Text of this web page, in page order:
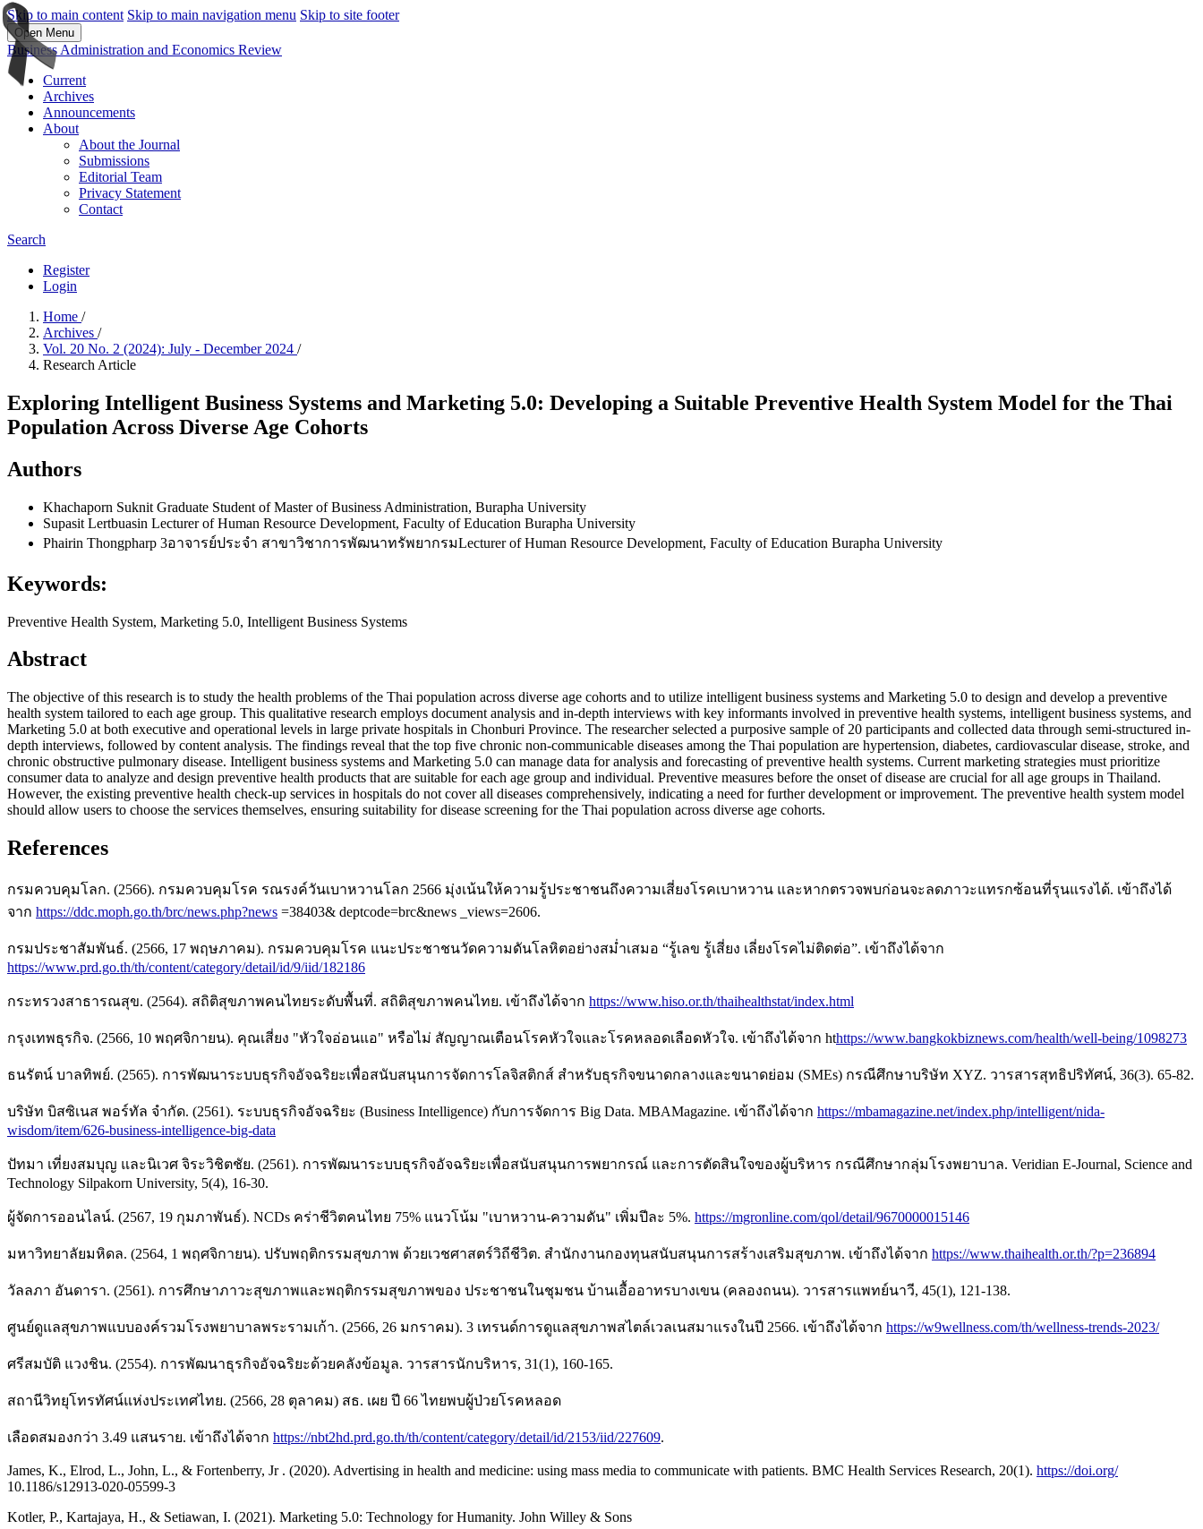
Skip to main content Skip to main navigation menu Skip to site footer
Open Menu
Business Administration and Economics Review
Current
Archives
Announcements
About
About the Journal
Submissions
Editorial Team
Privacy Statement
Contact
Search
Register
Login
Home /
Archives /
Vol. 20 No. 2 (2024): July - December 2024 /
Research Article
Exploring Intelligent Business Systems and Marketing 5.0: Developing a Suitable Preventive Health System Model for the Thai
Population Across Diverse Age Cohorts
Authors
Khachaporn Suknit Graduate Student of Master of Business Administration, Burapha University
Supasit Lertbuasin Lecturer of Human Resource Development, Faculty of Education Burapha University
Phairin Thongpharp 3อาจารย์ประจำ สาขาวิชาการพัฒนาทรัพยากรมLecturer of Human Resource Development, Faculty of Education Burapha University
Keywords:
Preventive Health System, Marketing 5.0, Intelligent Business Systems
Abstract
The objective of this research is to study the health problems of the Thai population across diverse age cohorts and to utilize intelligent business systems and Marketing 5.0 to design and develop a preventive
health system tailored to each age group. This qualitative research employs document analysis and in-depth interviews with key informants involved in preventive health systems, intelligent business systems, and
Marketing 5.0 at both executive and operational levels in large private hospitals in Chonburi Province. The researcher selected a purposive sample of 20 participants and collected data through semi-structured in-
depth interviews, followed by content analysis. The findings reveal that the top five chronic non-communicable diseases among the Thai population are hypertension, diabetes, cardiovascular disease, stroke, and
chronic obstructive pulmonary disease. Intelligent business systems and Marketing 5.0 can manage data for analysis and forecasting of preventive health systems. Current marketing strategies must prioritize
consumer data to analyze and design preventive health products that are suitable for each age group and individual. Preventive measures before the onset of disease are crucial for all age groups in Thailand.
However, the existing preventive health check-up services in hospitals do not cover all diseases comprehensively, indicating a need for further development or improvement. The preventive health system model
should allow users to choose the services themselves, ensuring suitability for disease screening for the Thai population across diverse age cohorts.
References
กรมควบคุมโลก. (2566). กรมควบคุมโรค รณรงค์วันเบาหวานโลก 2566 มุ่งเน้นให้ความรู้ประชาชนถึงความเสี่ยงโรคเบาหวาน และหากตรวจพบก่อนจะลดภาวะแทรกซ้อนที่รุนแรงได้. เข้าถึงได้
จาก https://ddc.moph.go.th/brc/news.php?news =38403& deptcode=brc&news _views=2606.
กรมประชาสัมพันธ์. (2566, 17 พฤษภาคม). กรมควบคุมโรค แนะประชาชนวัดความดันโลหิตอย่างสม่ำเสมอ “รู้เลข รู้เสี่ยง เลี่ยงโรคไม่ติดต่อ”. เข้าถึงได้จาก
https://www.prd.go.th/th/content/category/detail/id/9/iid/182186
กระทรวงสาธารณสุข. (2564). สถิติสุขภาพคนไทยระดับพื้นที่. สถิติสุขภาพคนไทย. เข้าถึงได้จาก https://www.hiso.or.th/thaihealthstat/index.html
กรุงเทพธุรกิจ. (2566, 10 พฤศจิกายน). คุณเสี่ยง "หัวใจอ่อนแอ" หรือไม่ สัญญาณเตือนโรคหัวใจและโรคหลอดเลือดหัวใจ. เข้าถึงได้จาก hthttps://www.bangkokbiznews.com/health/well-being/1098273
ธนรัตน์ บาลทิพย์. (2565). การพัฒนาระบบธุรกิจอัจฉริยะเพื่อสนับสนุนการจัดการโลจิสติกส์ สำหรับธุรกิจขนาดกลางและขนาดย่อม (SMEs) กรณีศึกษาบริษัท XYZ. วารสารสุทธิปริทัศน์, 36(3). 65-82.
บริษัท บิสซิเนส พอร์ทัล จำกัด. (2561). ระบบธุรกิจอัจฉริยะ (Business Intelligence) กับการจัดการ Big Data. MBAMagazine. เข้าถึงได้จาก https://mbamagazine.net/index.php/intelligent/nida-
wisdom/item/626-business-intelligence-big-data
ปัทมา เที่ยงสมบุญ และนิเวศ จิระวิชิตชัย. (2561). การพัฒนาระบบธุรกิจอัจฉริยะเพื่อสนับสนุนการพยากรณ์ และการตัดสินใจของผู้บริหาร กรณีศึกษากลุ่มโรงพยาบาล. Veridian E-Journal, Science and
Technology Silpakorn University, 5(4), 16-30.
ผู้จัดการออนไลน์. (2567, 19 กุมภาพันธ์). NCDs คร่าชีวิตคนไทย 75% แนวโน้ม "เบาหวาน-ความดัน" เพิ่มปีละ 5%. https://mgronline.com/qol/detail/9670000015146
มหาวิทยาลัยมหิดล. (2564, 1 พฤศจิกายน). ปรับพฤติกรรมสุขภาพ ด้วยเวชศาสตร์วิถีชีวิต. สำนักงานกองทุนสนับสนุนการสร้างเสริมสุขภาพ. เข้าถึงได้จาก https://www.thaihealth.or.th/?p=236894
วัลลภา อันดารา. (2561). การศึกษาภาวะสุขภาพและพฤติกรรมสุขภาพของ ประชาชนในชุมชน บ้านเอื้ออาทรบางเขน (คลองถนน). วารสารแพทย์นาวี, 45(1), 121-138.
ศูนย์ดูแลสุขภาพแบบองค์รวมโรงพยาบาลพระรามเก้า. (2566, 26 มกราคม). 3 เทรนด์การดูแลสุขภาพสไตล์เวลเนสมาแรงในปี 2566. เข้าถึงได้จาก https://w9wellness.com/th/wellness-trends-2023/
ศรีสมบัติ แวงชิน. (2554). การพัฒนาธุรกิจอัจฉริยะด้วยคลังข้อมูล. วารสารนักบริหาร, 31(1), 160-165.
สถานีวิทยุโทรทัศน์แห่งประเทศไทย. (2566, 28 ตุลาคม) สธ. เผย ปี 66 ไทยพบผู้ป่วยโรคหลอด
เลือดสมองกว่า 3.49 แสนราย. เข้าถึงได้จาก https://nbt2hd.prd.go.th/th/content/category/detail/id/2153/iid/227609.
James, K., Elrod, L., John, L., & Fortenberry, Jr . (2020). Advertising in health and medicine: using mass media to communicate with patients. BMC Health Services Research, 20(1). https://doi.org/
10.1186/s12913-020-05599-3
Kotler, P., Kartajaya, H., & Setiawan, I. (2021). Marketing 5.0: Technology for Humanity. John Willey & Sons